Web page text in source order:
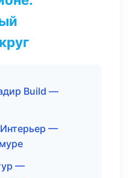
Build —
—
—